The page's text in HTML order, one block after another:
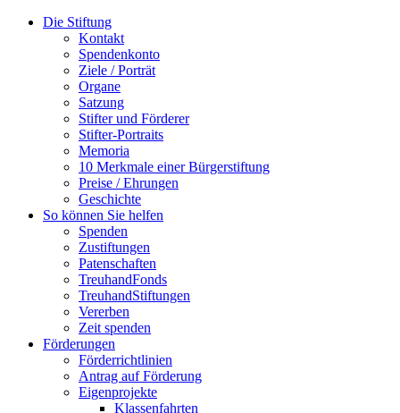
Die Stiftung
Kontakt
Spendenkonto
Ziele / Porträt
Organe
Satzung
Stifter und Förderer
Stifter-Portraits
Memoria
10 Merkmale einer Bürgerstiftung
Preise / Ehrungen
Geschichte
So können Sie helfen
Spenden
Zustiftungen
Patenschaften
TreuhandFonds
TreuhandStiftungen
Vererben
Zeit spenden
Förderungen
Förderrichtlinien
Antrag auf Förderung
Eigenprojekte
Klassenfahrten